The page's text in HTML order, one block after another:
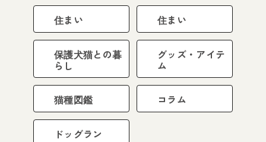
住まい 住まい
保護犬猫との暮
らし
グッズ・アイテ
ム
猫種図鑑 コラム
ドッグラン